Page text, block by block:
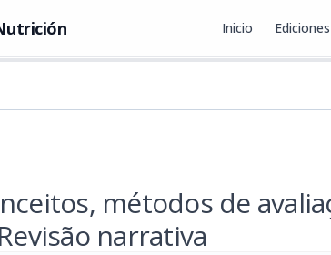
Inicio Ediciones
métodos de
narrativa